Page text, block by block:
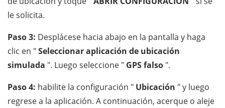
le solicita.
Paso 3: Desplácese hacia abajo en la pantalla y haga
clic en "Seleccionar aplicación de ubicación
simulada ". Luego seleccione " GPS falso ".
Paso 4: habilite la configuración " Ubicación " y luego
regrese a la aplicación. A continuación, acerque o aleje